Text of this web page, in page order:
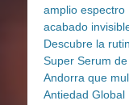
amplio espectro
acabado
Descubre la
Super Serum
Andorra que
Antiedad Global